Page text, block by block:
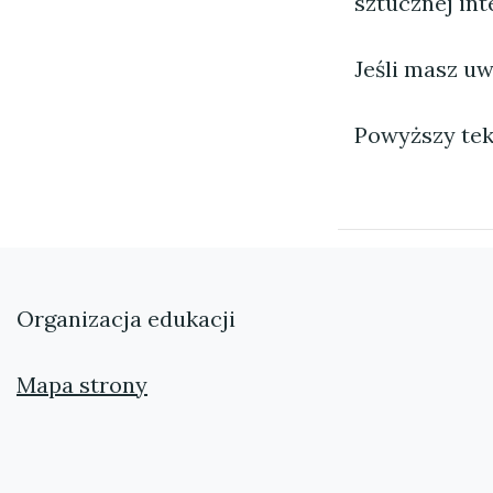
Jeśli masz
Powyższy
Organizacja edukacji
Mapa strony